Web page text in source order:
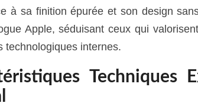
à sa finition épurée et son design
Apple, séduisant ceux qui
technologiques internes.
Techniques